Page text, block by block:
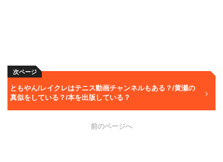
次ページ
ともやん/レイクレはテニス動画チャンネルもある？/黄瀬の
真似をしている？/本を出版している？
前のページへ